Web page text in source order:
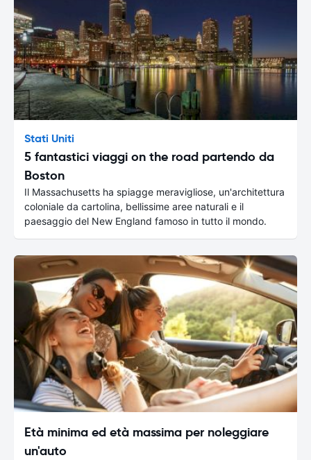
Stati Uniti
5 fantastici viaggi on the road partendo da
Boston
Il Massachusetts ha spiagge meravigliose, un'architettura
coloniale da cartolina, bellissime aree naturali e il
paesaggio del New England famoso in tutto il mondo.
Età minima ed età massima per noleggiare
un'auto